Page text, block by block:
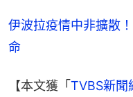
伊波拉疫情中非擴散
命
【本文獲「TVBS新聞